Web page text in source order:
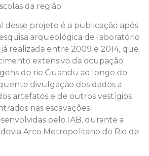
da região.
desse projeto é a publicação após
arqueológica de laboratório
realizada entre 2009 e 2014, que
extensivo da ocupação
do rio Guandu ao longo do
divulgação dos dados a
artefatos e de outros vestígios
nas escavações
pelo IAB, durante a
Arco Metropolitano do Rio de